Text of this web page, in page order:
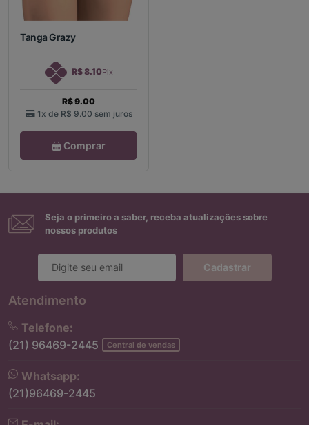
Tanga Grazy
R$ 8.10Pix
R$ 9.00
1x de R$ 9.00 sem juros
Comprar
Seja o primeiro a saber, receba atualizações sobre
nossos produtos
Cadastrar
Atendimento
Telefone:
(21) 96469-2445
Central de vendas
Whatsapp:
(21)96469-2445